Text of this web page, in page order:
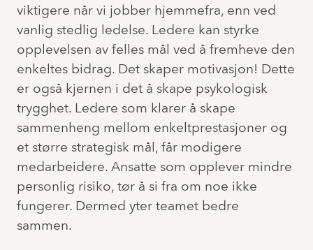
viktigere når vi jobber hjemmefra, enn ved
vanlig stedlig ledelse. Ledere kan styrke
opplevelsen av felles mål ved å fremheve den
enkeltes bidrag. Det skaper motivasjon! Dette
er også kjernen i det å skape psykologisk
trygghet. Ledere som klarer å skape
sammenheng mellom enkeltprestasjoner og
et større strategisk mål, får modigere
medarbeidere. Ansatte som opplever mindre
personlig risiko, tør å si fra om noe ikke
fungerer. Dermed yter teamet bedre
sammen.